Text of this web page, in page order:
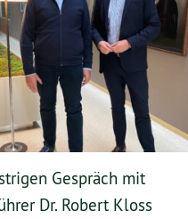
Gespräch mit
Dr. Robert Kloss